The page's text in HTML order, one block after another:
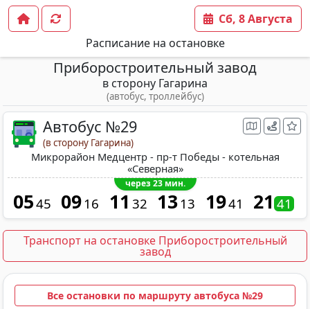
Расписание на остановке
Сб, 8 Августа
Приборостроительный завод
в сторону Гагарина
(автобус, троллейбус)
Автобус №29
(в сторону Гагарина)
Микрорайон Медцентр - пр-т Победы - котельная
«Северная»
через 23 мин.
0545 09 16 11 32 13 13 1941 2141
Транспорт на остановке Приборостроительный
завод
Все остановки по маршруту автобуса №29